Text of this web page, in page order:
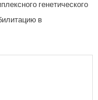
генетического
в